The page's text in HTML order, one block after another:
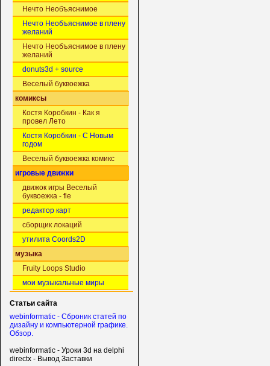
Нечто Необъяснимое
Нечто Необъяснимое в плену
желаний
Нечто Необъяснимое в плену
желаний
donuts3d + source
Веселый буквоежка
комиксы
Костя Коробкин - Как я
провел Лето
Костя Коробкин - С Новым
годом
Веселый буквоежка комикс
игровые движки
движок игры Веселый
буквоежка - fle
редактор карт
сборщик локаций
утилита Coords2D
музыка
Fruity Loops Studio
мои музыкальные миры
Статьи сайта
webinformatic - Сброник статей по
дизайну и компьютерной графике.
Обзор.
webinformatic - Уроки 3d на delphi
directx - Вывод Заставки